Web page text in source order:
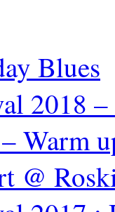
Blues
2018
Warm
@